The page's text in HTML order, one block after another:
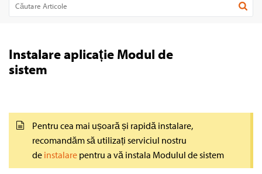
Instalare aplicație Modul de
sistem
Pentru cea mai ușoară și rapidă instalare,
recomandăm să utilizați serviciul nostru
de instalare pentru a vă instala Modulul de sistem